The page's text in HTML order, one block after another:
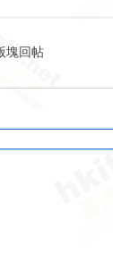
塊回帖